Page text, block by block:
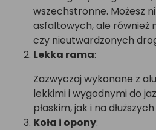
wszechstronne. Możesz
asfaltowych, ale również
czy nieutwardzonych
Lekka rama:
Zazwyczaj wykonane z
lekkimi i wygodnymi do
płaskim, jak i na
Koła i opony: